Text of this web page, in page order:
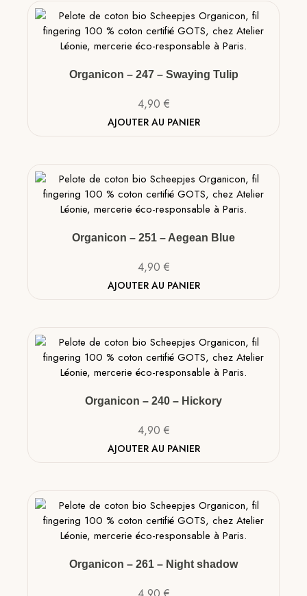
Organicon – 247 – Swaying Tulip
4,90 €
AJOUTER AU PANIER
Organicon – 251 – Aegean Blue
4,90 €
AJOUTER AU PANIER
Organicon – 240 – Hickory
4,90 €
AJOUTER AU PANIER
Organicon – 261 – Night shadow